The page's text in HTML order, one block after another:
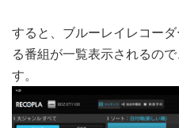
すると、ブルーレイレコー
る番組が一覧表示されるの
す。